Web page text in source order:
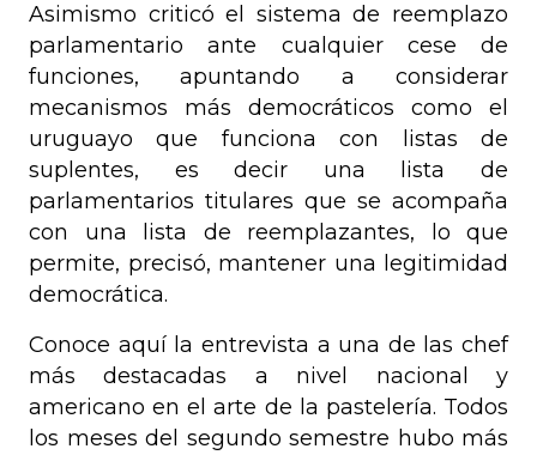
Asimismo criticó el sistema de reemplazo
parlamentario ante cualquier cese de
funciones, apuntando a considerar
mecanismos más democráticos como el
uruguayo que funciona con listas de
suplentes, es decir una lista de
parlamentarios titulares que se acompaña
con una lista de reemplazantes, lo que
permite, precisó, mantener una legitimidad
democrática.
Conoce aquí la entrevista a una de las chef
más destacadas a nivel nacional y
americano en el arte de la pastelería. Todos
los meses del segundo semestre hubo más